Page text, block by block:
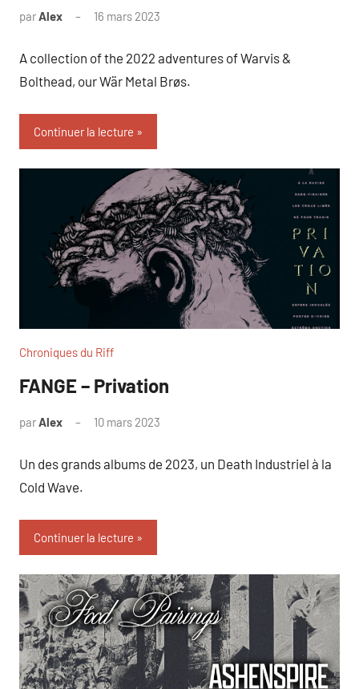
parAlex 16 mars 2023
A collection of the 2022 adventures of Warvis &
Bolthead, our Wär Metal Brøs.
Continuer la lecture
Chroniques du Riff
FANGE – Privation
parAlex 10 mars 2023
Un des grands albums de 2023, un Death Industriel à la
Cold Wave.
Continuer la lecture